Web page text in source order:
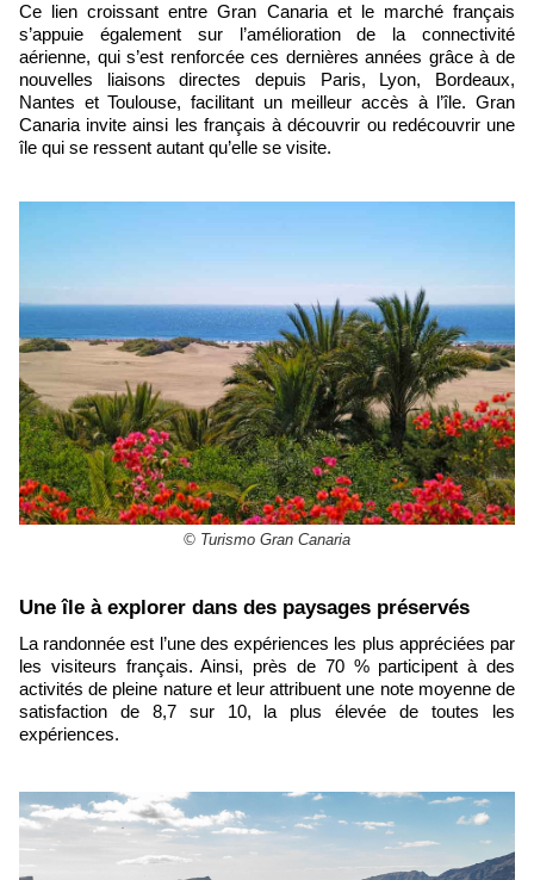
Ce lien croissant entre Gran Canaria et le marché français
s’appuie également sur l’amélioration de la connectivité
aérienne, qui s’est renforcée ces dernières années grâce à de
nouvelles liaisons directes depuis Paris, Lyon, Bordeaux,
Nantes et Toulouse, facilitant un meilleur accès à l’île. Gran
Canaria invite ainsi les français à découvrir ou redécouvrir une
île qui se ressent autant qu’elle se visite.
© Turismo Gran Canaria
Une île à explorer dans des paysages préservés
La randonnée est l’une des expériences les plus appréciées par
les visiteurs français. Ainsi, près de 70 % participent à des
activités de pleine nature et leur attribuent une note moyenne de
satisfaction de 8,7 sur 10, la plus élevée de toutes les
expériences.